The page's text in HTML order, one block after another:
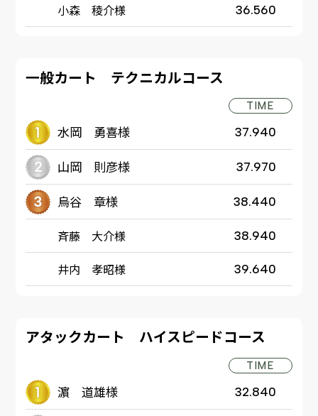
小森 稜介様 36.560
一般カート テクニカルコース
TIME
水岡 勇喜様 37.940
山岡 則彦様 37.970
烏谷 章様 38.440
斉藤 大介様 38.940
井内 孝昭様 39.640
アタックカート ハイスピードコース
TIME
濵 道雄様 32.840